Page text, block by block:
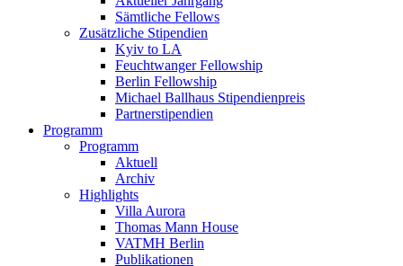
Sämtliche Fellows
Zusätzliche Stipendien
Kyiv to LA
Feuchtwanger Fellowship
Berlin Fellowship
Michael Ballhaus Stipendienpreis
Partnerstipendien
Programm
Programm
Aktuell
Archiv
Highlights
Villa Aurora
Thomas Mann House
VATMH Berlin
Publikationen